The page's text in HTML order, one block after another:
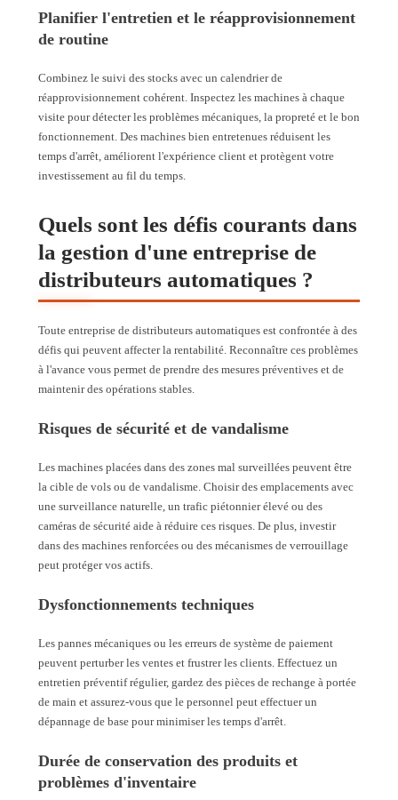
Planifier l'entretien et le réapprovisionnement
de routine
Combinez le suivi des stocks avec un calendrier de
réapprovisionnement cohérent. Inspectez les machines à chaque
visite pour détecter les problèmes mécaniques, la propreté et le bon
fonctionnement. Des machines bien entretenues réduisent les
temps d'arrêt, améliorent l'expérience client et protègent votre
investissement au fil du temps.
Quels sont les défis courants dans
la gestion d'une entreprise de
distributeurs automatiques ?
Toute entreprise de distributeurs automatiques est confrontée à des
défis qui peuvent affecter la rentabilité. Reconnaître ces problèmes
à l'avance vous permet de prendre des mesures préventives et de
maintenir des opérations stables.
Risques de sécurité et de vandalisme
Les machines placées dans des zones mal surveillées peuvent être
la cible de vols ou de vandalisme. Choisir des emplacements avec
une surveillance naturelle, un trafic piétonnier élevé ou des
caméras de sécurité aide à réduire ces risques. De plus, investir
dans des machines renforcées ou des mécanismes de verrouillage
peut protéger vos actifs.
Dysfonctionnements techniques
Les pannes mécaniques ou les erreurs de système de paiement
peuvent perturber les ventes et frustrer les clients. Effectuez un
entretien préventif régulier, gardez des pièces de rechange à portée
de main et assurez-vous que le personnel peut effectuer un
dépannage de base pour minimiser les temps d'arrêt.
Durée de conservation des produits et
problèmes d'inventaire